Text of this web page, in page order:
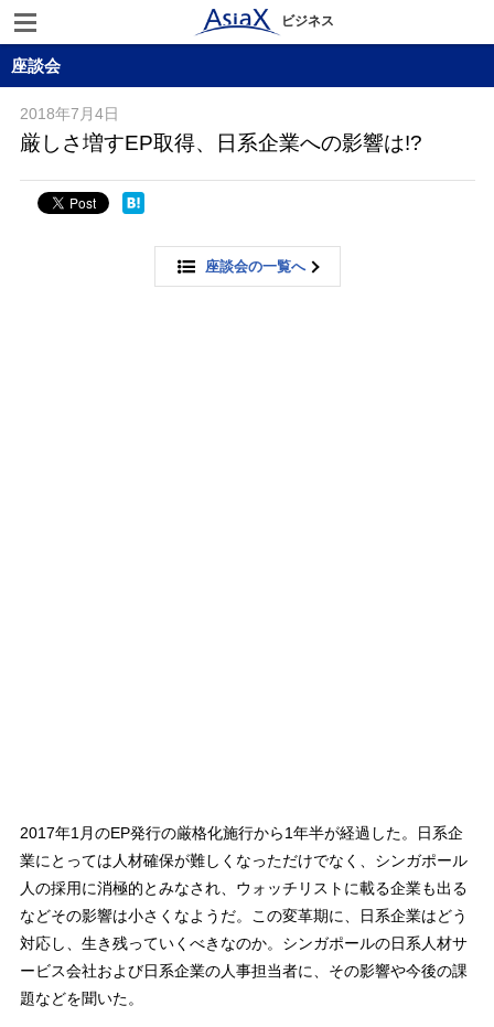
ビジネス
座談会
2018年7月4日
厳しさ増すEP取得、日系企業への影響は!?
座談会の一覧へ
2017年1月のEP発行の厳格化施行から1年半が経過した。日系企
業にとっては人材確保が難しくなっただけでなく、シンガポール
人の採用に消極的とみなされ、ウォッチリストに載る企業も出る
などその影響は小さくなようだ。この変革期に、日系企業はどう
対応し、生き残っていくべきなのか。シンガポールの日系人材サ
ービス会社および日系企業の人事担当者に、その影響や今後の課
題などを聞いた。